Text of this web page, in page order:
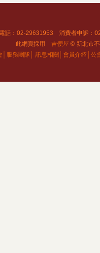
話：02-29631953 消費者申訴：
此網頁採用 吉便屋 © 新北市
服務團隊│ 訊息相關│ 會員介紹│ 公